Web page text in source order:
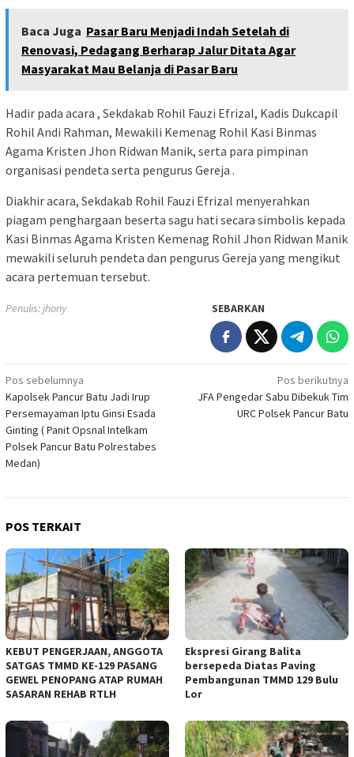
Baca Juga Pasar Baru Menjadi Indah Setelah di
Renovasi, Pedagang Berharap Jalur Ditata Agar
Masyarakat Mau Belanja di Pasar Baru
Hadir pada acara , Sekdakab Rohil Fauzi Efrizal, Kadis Dukcapil
Rohil Andi Rahman, Mewakili Kemenag Rohil Kasi Binmas
Agama Kristen Jhon Ridwan Manik, serta para pimpinan
organisasi pendeta serta pengurus Gereja .
Diakhir acara, Sekdakab Rohil Fauzi Efrizal menyerahkan
piagam penghargaan beserta sagu hati secara simbolis kepada
Kasi Binmas Agama Kristen Kemenag Rohil Jhon Ridwan Manik
mewakili seluruh pendeta dan pengurus Gereja yang mengikut
acara pertemuan tersebut.
Penulis: jhony SEBARKAN
Navigasi
pos
Pos sebelumnya
Kapolsek Pancur Batu Jadi Irup
Persemayaman Iptu Ginsi Esada
Ginting ( Panit Opsnal Intelkam
Polsek Pancur Batu Polrestabes
Medan)
Pos berikutnya
JFA Pengedar Sabu Dibekuk Tim
URC Polsek Pancur Batu
POS TERKAIT
KEBUT PENGERJAAN, ANGGOTA
SATGAS TMMD KE-129 PASANG
GEWEL PENOPANG ATAP RUMAH
SASARAN REHAB RTLH
Ekspresi Girang Balita
bersepeda Diatas Paving
Pembangunan TMMD 129 Bulu
Lor